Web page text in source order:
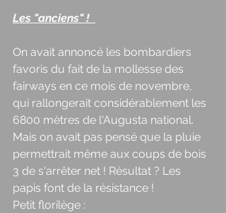
Les "anciens" !
On avait annoncé les bombardiers
favoris du fait de la mollesse des
fairways en ce mois de novembre,
qui rallongerait considérablement les
6800 mètres de l'Augusta national.
Mais on avait pas pensé que la pluie
permettrait même aux coups de bois
3 de s'arrêter net ! Résultat ? Les
papis font de la résistance !
Petit florilège :